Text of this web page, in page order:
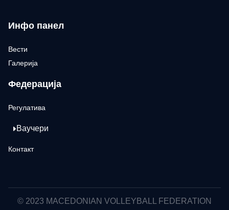
Инфо панел
Вести
Галерија
Федерација
Регулатива
Ваучери
Контакт
© 2023 MACEDONIAN VOLLEYBALL FEDERATION